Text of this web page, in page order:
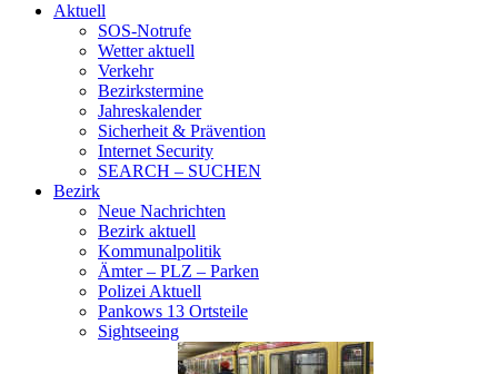
Aktuell
SOS-Notrufe
Wetter aktuell
Verkehr
Bezirkstermine
Jahreskalender
Sicherheit & Prävention
Internet Security
SEARCH – SUCHEN
Bezirk
Neue Nachrichten
Bezirk aktuell
Kommunalpolitik
Ämter – PLZ – Parken
Polizei Aktuell
Pankows 13 Ortsteile
Sightseeing